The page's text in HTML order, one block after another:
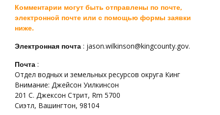
Комментарии могут быть отправлены по почте,
электронной почте или с помощью формы заявки
ниже.
Электронная почта : jason.wilkinson@kingcounty.gov.
Почта :
Отдел водных и земельных ресурсов округа Кинг
Внимание: Джейсон Уилкинсон
201 С. Джексон Стрит, Rm 5700
Сиэтл, Вашингтон, 98104